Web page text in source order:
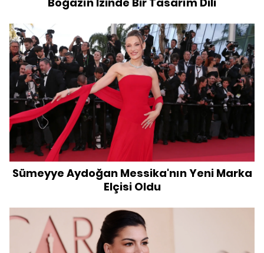
Sümeyye Aydoğan Messika'nın Yeni Marka
Elçisi Oldu